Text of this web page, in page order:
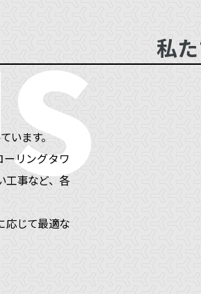
私
います。
リングタワ
工事など、各
応じて最適な